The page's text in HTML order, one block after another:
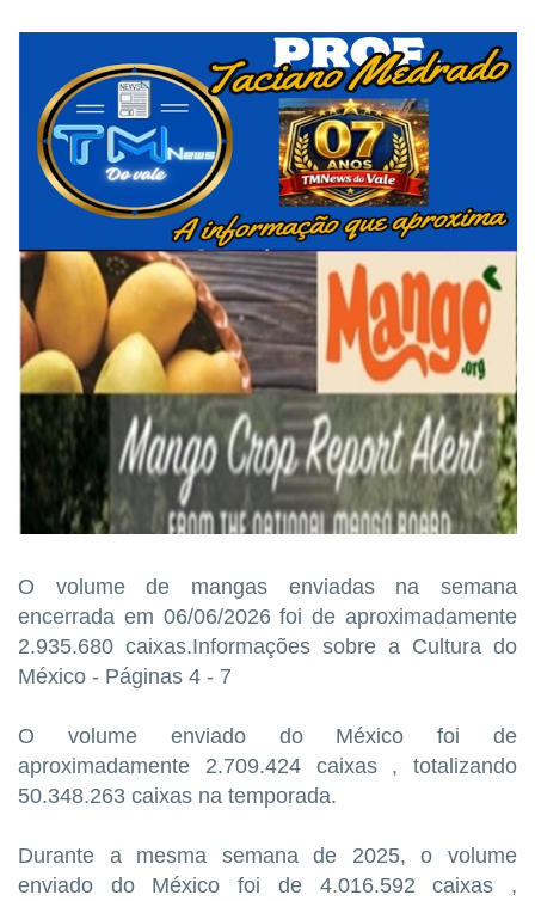
O volume de mangas enviadas na semana
encerrada em 06/06/2026 foi de aproximadamente
2.935.680 caixas.Informações sobre a Cultura do
México - Páginas 4 - 7
O volume enviado do México foi de
aproximadamente 2.709.424 caixas , totalizando
50.348.263 caixas na temporada.
Durante a mesma semana de 2025, o volume
enviado do México foi de 4.016.592 caixas ,